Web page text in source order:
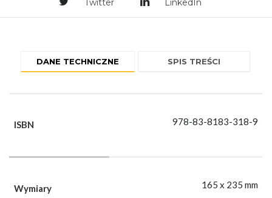
Twitter
LinkedIn
DANE TECHNICZNE SPIS TREŚCI
ISBN 978-83-8183-318-9
Wymiary 165 x 235 mm